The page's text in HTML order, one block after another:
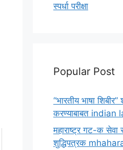
स्पर्धा परीक्षा
Popular Post
“भारतीय भाषा
करण्याबाबत
महाराष्ट्र गट-क सेवा
शुद्धिपत्रक